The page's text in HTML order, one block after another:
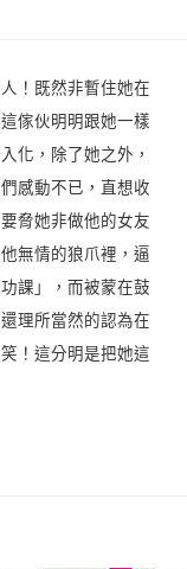
！既然非暫住她在
傢伙明明跟她一樣
化，除了她之外，
感動不已，直想收
脅她非做他的女友
無情的狼爪裡，逼
課」，而被蒙在鼓
理所當然的認為在
！這分明是把她這